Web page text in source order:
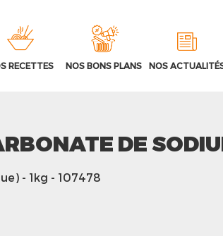
RECETTES NOS BONS PLANS NOS
DE
- 1kg - 107478